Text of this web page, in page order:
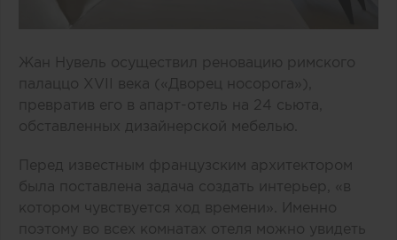
Жан Нувель осуществил реновацию римского
палаццо XVII века («Дворец носорога»),
превратив его в апарт-отель на 24 сьюта,
обставленных дизайнерской мебелью.
Перед известным французским архитектором
была поставлена задача создать интерьер, «в
котором чувствуется ход времени». Именно
поэтому во всех комнатах отеля можно увидеть